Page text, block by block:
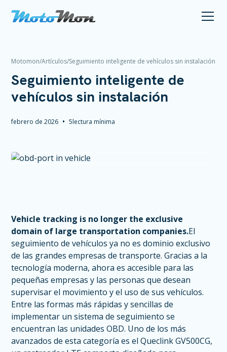
Motomon/Artículos/Seguimiento inteligente de vehículos sin instalación
Seguimiento inteligente de
vehículos sin instalación
febrero de 2026 • 5lectura mínima
Vehicle tracking is no longer the exclusive
domain of large transportation companies.El
seguimiento de vehículos ya no es dominio exclusivo
de las grandes empresas de transporte. Gracias a la
tecnología moderna, ahora es accesible para las
pequeñas empresas y las personas que desean
supervisar el movimiento y el uso de sus vehículos.
Entre las formas más rápidas y sencillas de
implementar un sistema de seguimiento se
encuentran las unidades OBD. Uno de los más
avanzados de esta categoría es el Queclink GV500CG,